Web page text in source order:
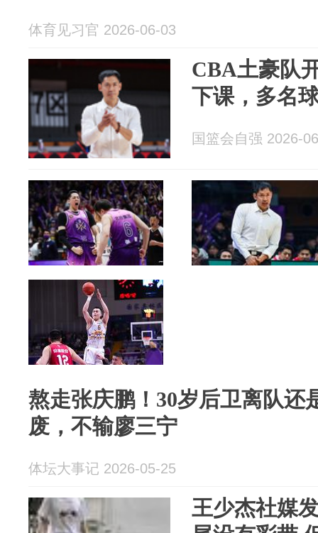
体育见习官 2026-06-03
CBA土豪队
下课，多名
国篮会自强 2026-
熬走张庆鹏！30岁后卫离队还
废，不输廖三宁
体坛大事记 2026-05-25
王少杰社媒